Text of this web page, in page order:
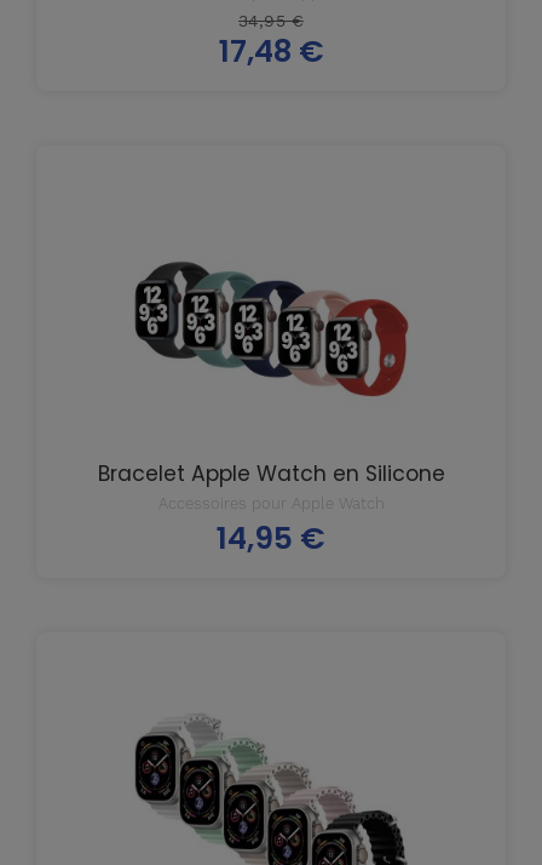
Prix
de
base
34,95 €
Prix
17,48 €
Bracelet Apple Watch en Silicone
Accessoires pour Apple Watch
Prix
14,95 €